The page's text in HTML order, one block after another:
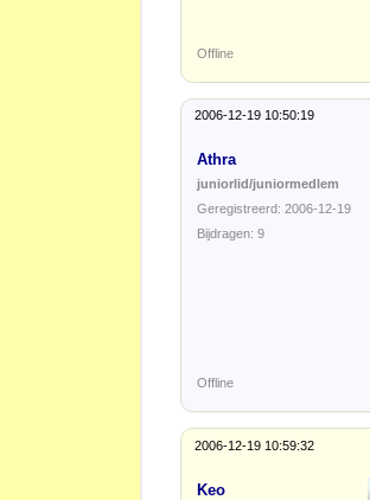
Offline
2006-12-19 10:50:19
Athra
juniorlid/juniormedlem
Geregistreerd: 2006-12-19
Bijdragen: 9
Offline
2006-12-19 10:59:32
Keo